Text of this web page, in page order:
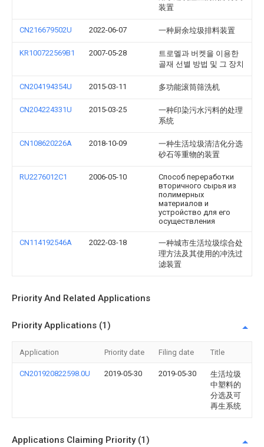
装置
CN216679502U 2022-06-07 一种厨余垃圾排料装置
KR100722569B1 2007-05-28
트로멜과 버켓을 이용한
골재 선별 방법 및 그 장치
CN204194354U 2015-03-11 多功能滚筒筛洗机
CN204224331U 2015-03-25
一种印染污水污料的处理
系统
CN108620226A 2018-10-09
一种生活垃圾清洁化分选
砂石等重物的装置
RU2276012C1 2006-05-10
Способ переработки
вторичного сырья из
полимерных
материалов и
устройство для его
осуществления
CN114192546A 2022-03-18
一种城市生活垃圾综合处
理方法及其使用的冲洗过
滤装置
Priority And Related Applications
Priority Applications (1)
Application Priority date Filing date Title
CN201920822598.0U 2019-05-30 2019-05-30
生活垃圾
中塑料的
分选及可
再生系统
Applications Claiming Priority (1)